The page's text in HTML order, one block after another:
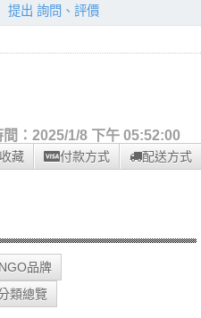
提出 詢問、評價
間：2025/1/8 下午 05:52:00
藏 付款方式 配送方式
品牌
類總覽